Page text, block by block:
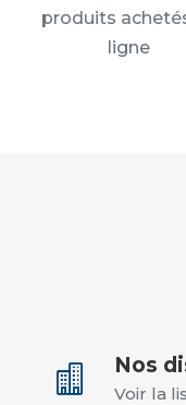
produits
ligne
 Nos
Voir la